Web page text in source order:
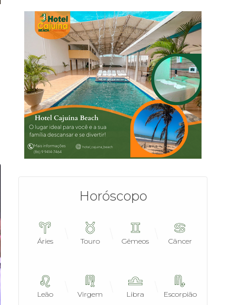
Horóscopo
Áries Touro Gêmeos Câncer
Leão Virgem Libra Escorpião